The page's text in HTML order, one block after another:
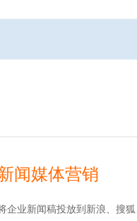
闻媒体营销
企业新闻稿投放到新浪、搜